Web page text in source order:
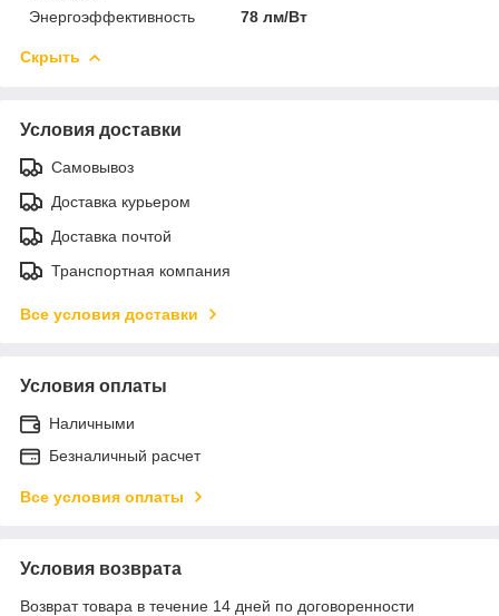
Энергоэффективность 78 лм/Вт
Скрыть
Условия доставки
Самовывоз
Доставка курьером
Доставка почтой
Транспортная компания
Все условия доставки
Условия оплаты
Наличными
Безналичный расчет
Все условия оплаты
Условия возврата
Возврат товара в течение 14 дней по договоренности